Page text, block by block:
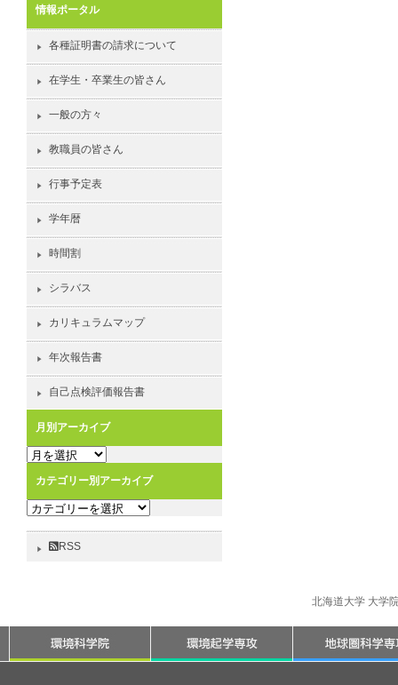
情報ポータル
各種証明書の請求について
在学生・卒業生の皆さん
一般の方々
教職員の皆さん
行事予定表
学年暦
時間割
シラバス
カリキュラムマップ
年次報告書
自己点検評価報告書
月別アーカイブ
月
ー
カ
イ
カテゴリー別アーカイブ
カ
ゴ
カ
RSS
北海道大学 大学